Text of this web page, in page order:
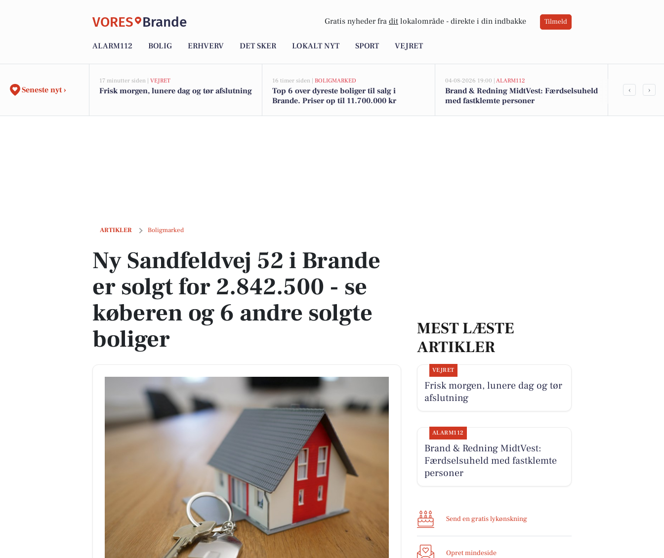
VORES Brande Gratis nyheder fra dit lokalområde - direkte i din indbakke Tilmeld
ALARM112 BOLIG ERHVERV DET SKER LOKALT NYT SPORT VEJRET
Seneste nyt ›
17 minutter siden | VEJRET
Frisk morgen, lunere dag og tør afslutning
16 timer siden | BOLIGMARKED
Top 6 over dyreste boliger til salg i
Brande. Priser op til 11.700.000 kr
04-08-2026 19:00 | ALARM112
Brand & Redning MidtVest: Færdselsuheld
med fastklemte personer
Toiletpapir
‹ ›
ARTIKLER Boligmarked
Ny Sandfeldvej 52 i Brande er solgt for 2.842.500 - se køberen og 6 andre solgte boliger
Ny Sandfeldvej 52 i Brande
er solgt for 2.842.500 - se
køberen og 6 andre solgte
boliger
MEST LÆSTE
ARTIKLER
VEJRET
Frisk morgen, lunere dag og tør
afslutning
ALARM112
Brand & Redning MidtVest:
Færdselsuheld med fastklemte
personer
Send en gratis lykønskning
Opret mindeside